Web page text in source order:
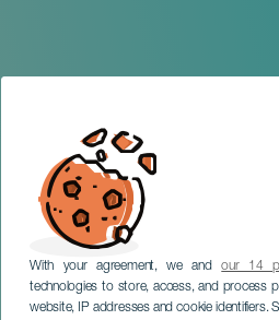
With your agreement, we andour 14
technologies to store, access, and process
website, IP addresses and cookie identifiers.